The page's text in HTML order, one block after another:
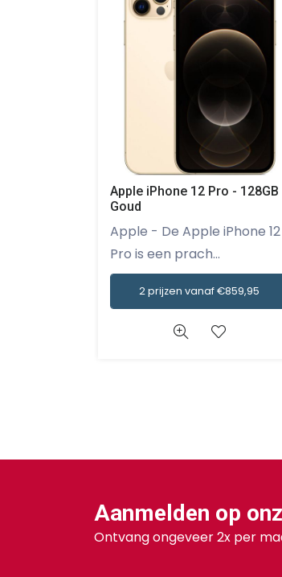
Apple iPhone 12 Pro - 128GB
Goud
Apple - De Apple iPhone 12
Pro is een prach...
2 prijzen vanaf €859,95
Aanmelden op
Ontvang ongeveer 2x per